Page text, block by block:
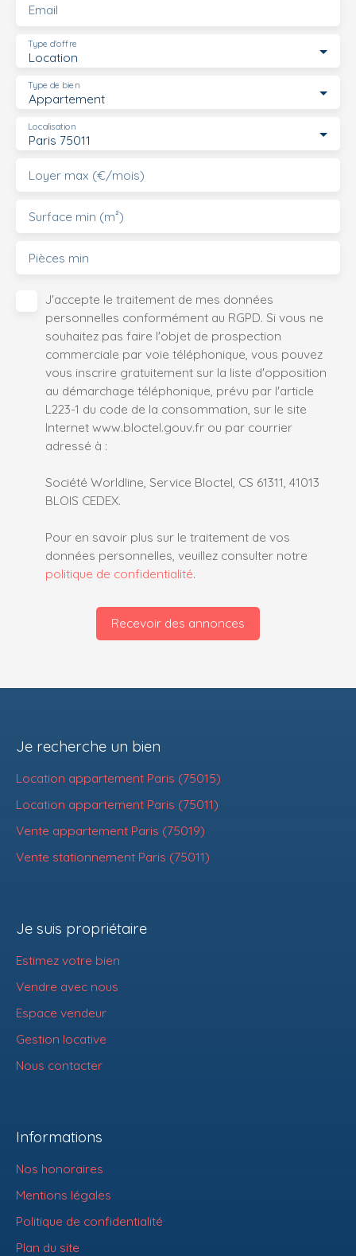
Email
Location
Type d'offre
Appartement
Type de bien
Paris 75011
Localisation
Loyer max (€/mois)
Surface min (m²)
Pièces min
J'accepte le traitement de mes données
personnelles conformément au RGPD. Si vous ne
souhaitez pas faire l'objet de prospection
commerciale par voie téléphonique, vous pouvez
vous inscrire gratuitement sur la liste d'opposition
au démarchage téléphonique, prévu par l'article
L223-1 du code de la consommation, sur le site
Internet www.bloctel.gouv.fr ou par courrier
adressé à :
Société Worldline, Service Bloctel, CS 61311, 41013
BLOIS CEDEX.
Pour en savoir plus sur le traitement de vos
données personnelles, veuillez consulter notre
politique de confidentialité.
Recevoir des annonces
Je recherche un bien
Location appartement Paris (75015)
Location appartement Paris (75011)
Vente appartement Paris (75019)
Vente stationnement Paris (75011)
Je suis propriétaire
Estimez votre bien
Vendre avec nous
Espace vendeur
Gestion locative
Nous contacter
Informations
Nos honoraires
Mentions légales
Politique de confidentialité
Plan du site